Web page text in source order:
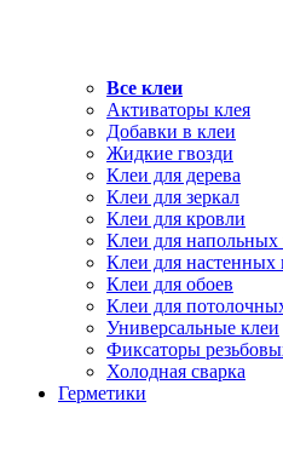
Все клеи
Активаторы клея
Добавки в клеи
Жидкие гвозди
Клеи для дерева
Клеи для зеркал
Клеи для кровли
Клеи для
Клеи для настенных
Клеи для обоев
Клеи для
Универсальные клеи
Фиксаторы
Холодная сварка
Герметики